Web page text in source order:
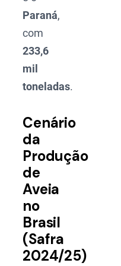
Paraná,
com
233,6
mil
toneladas.
Cenário
da
Produção
de
Aveia
no
Brasil
(Safra
2024/25)